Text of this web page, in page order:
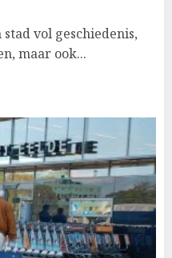
vol geschiedenis,
maar ook...